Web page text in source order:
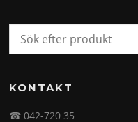
KONTAKT
☎ 042-720 35